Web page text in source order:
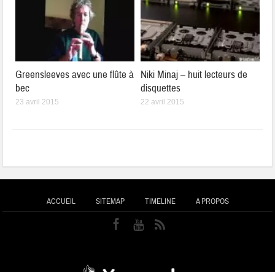
Greensleeves avec une flûte à
bec
23 avril 2015
Niki Minaj – huit lecteurs de
disquettes
22 avril 2015
ACCUEIL SITEMAP TIMELINE A PROPOS